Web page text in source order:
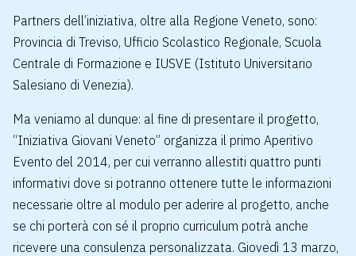
Partners dell’iniziativa, oltre alla Regione Veneto, sono:
Provincia di Treviso, Ufficio Scolastico Regionale, Scuola
Centrale di Formazione e IUSVE (Istituto Universitario
Salesiano di Venezia).
Ma veniamo al dunque: al fine di presentare il progetto,
“Iniziativa Giovani Veneto” organizza il primo Aperitivo
Evento del 2014, per cui verranno allestiti quattro punti
informativi dove si potranno ottenere tutte le informazioni
necessarie oltre al modulo per aderire al progetto, anche
se chi porterà con sé il proprio curriculum potrà anche
ricevere una consulenza personalizzata. Giovedì 13 marzo,